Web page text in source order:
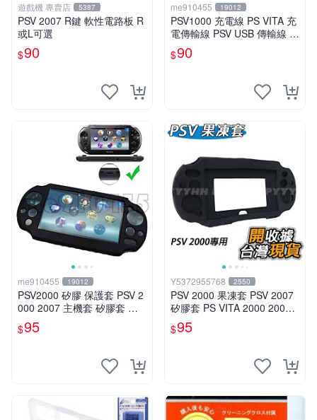
遊戲機 專賣店 5387
PSV 2007 R鍵 軟性電路板 R
或L可選
$90
me910455 19012
PSV1000 充電線 PS VITA 充
電傳輸線 PSV USB 傳輸線 充
電線 電源充電線 PSV1000專
用
$90
me910455 19012
PSV2000 矽膠 保護套 PSV 2
000 2007 主機套 矽膠套 果
凍套 保護殼 防滑 PSV保護套
黑色 現貨
$95
Y5372955768 2550
PSV 2000 果凍套 PSV 2007
矽膠套 PS VITA 2000 2007
果凍套 矽膠套 保護殼 防滑套
$95